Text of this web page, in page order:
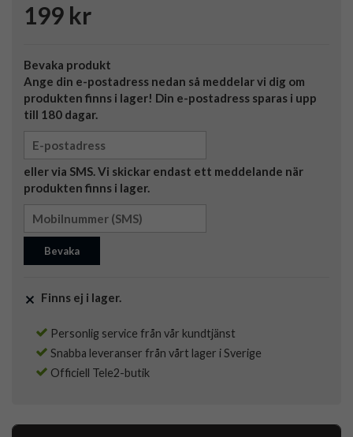
199 kr
Bevaka produkt
Ange din e-postadress nedan så meddelar vi dig om
produkten finns i lager! Din e-postadress sparas i upp
till 180 dagar.
eller via SMS. Vi skickar endast ett meddelande när
produkten finns i lager.
Bevaka
Finns ej i lager.
Personlig service från vår kundtjänst
Snabba leveranser från vårt lager i Sverige
Officiell Tele2-butik